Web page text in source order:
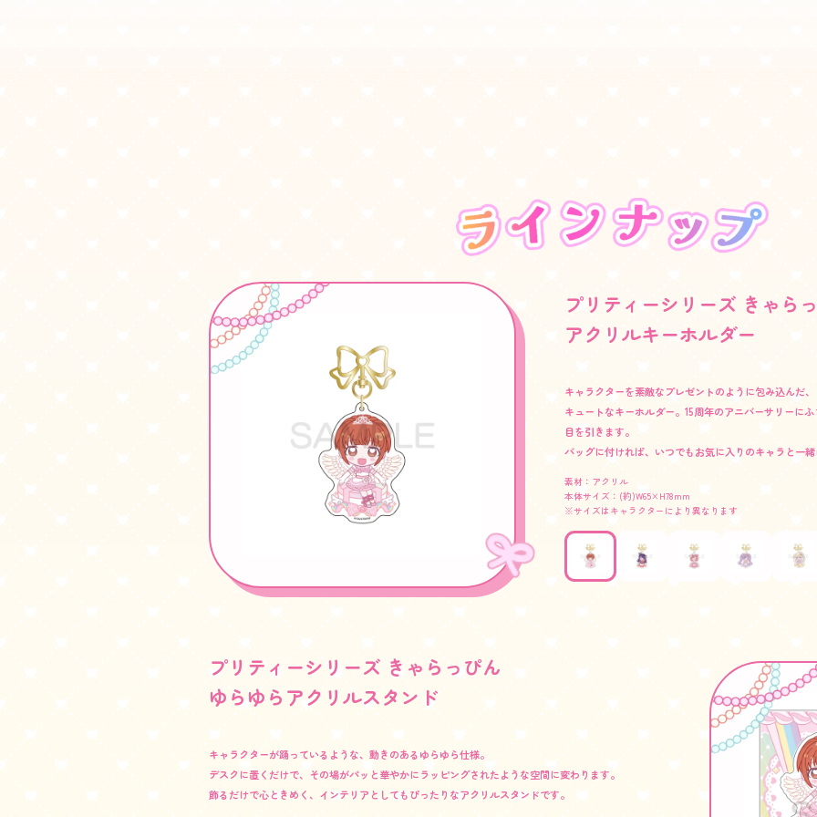
プリティーシリーズ きゃら
アクリルキーホルダー
キャラクターを素敵なプレゼントのように包み込んだ、
キュートなキーホルダー。15周年のアニバーサリーに
目を引きます。
バッグに付ければ、いつでもお気に入りのキャラと一
素材：アクリル
本体サイズ：(約)W65×H78mm
※サイズはキャラクターにより異なります
プリティーシリーズ きゃらっぴん
ゆらゆらアクリルスタンド
キャラクターが踊っているような、動きのあるゆらゆら仕様。
デスクに置くだけで、その場がパッと華やかにラッピングされたような空間に変わります。
飾るだけで心ときめく、インテリアとしてもぴったりなアクリルスタンドです。